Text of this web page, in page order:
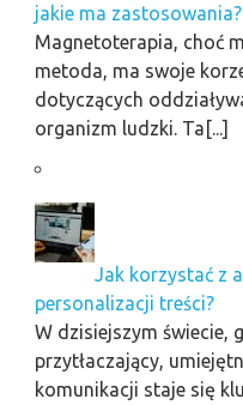
jakie ma zastosowania?
Magnetoterapia, choć
metoda, ma swoje
dotyczących
organizm ludzki. Ta[...]
Jak korzystać z
personalizacji treści?
W dzisiejszym świecie,
przytłaczający,
komunikacji staje się